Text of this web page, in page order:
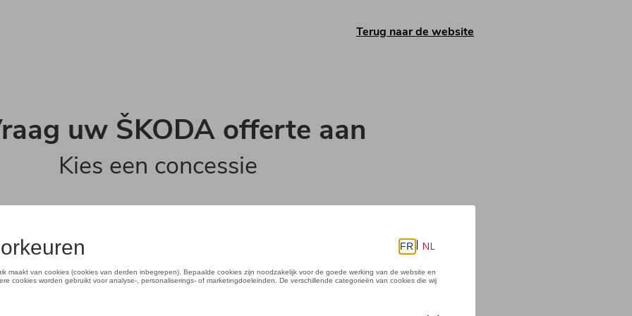
Terug naar de website
uw ŠKODA offerte aan
Kies een concessie